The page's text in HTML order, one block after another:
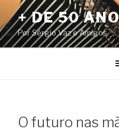
Pular
para
o
conteúdo
+ DE 50
Por Sérgio Vaz e Amigos
O futuro nas